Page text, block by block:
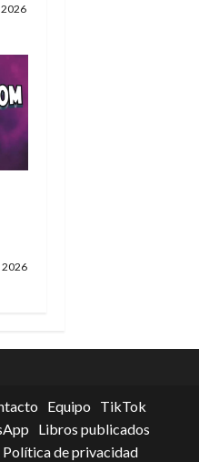
2026
2026
Equipo
TikTok
Libros publicados
Política de privacidad